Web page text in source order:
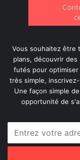
Vous souhaitez être
plans, découvrir
futés pour optimiser
très simple,
Une façon simple
opportunité de